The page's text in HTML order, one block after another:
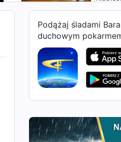
2:59:27
Film
Film
urok”
Film
Podążaj śladami
duchowym